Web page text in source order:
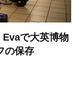
で大英博物
の保存